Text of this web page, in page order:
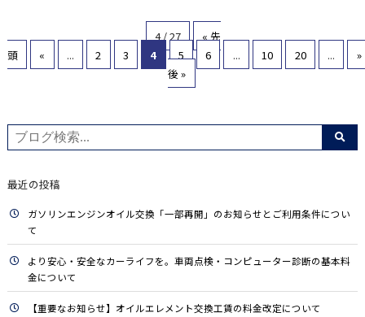
4 / 27
« 先
頭
« ... 2 3 4 5 6 ... 10 20 ...
»
後 »
最近の投稿
ガソリンエンジンオイル交換「一部再開」のお知らせとご利用条件につい
て
より安心・安全なカーライフを。車両点検・コンピューター診断の基本料
金について
【重要なお知らせ】オイルエレメント交換工賃の料金改定について